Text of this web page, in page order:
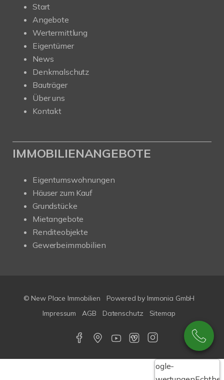
Start
Angebote
Wertermittlung
Eigentümer
News
Denkmalschutz
Bauträger
Über uns
Kontakt
IMMOBILIENANGEBOTE
Eigentumswohnungen
Häuser zum Kauf
Grundstücke
Mietangebote
Renditeobjekte
Gewerbeimmobilien
© New Place Immobilien
Powered by Immonia GmbH
Impressum
AGB Datenschutz Sitemap
Google-